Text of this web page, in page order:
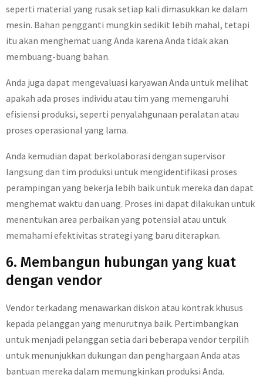
seperti material yang rusak setiap kali dimasukkan ke dalam
mesin. Bahan pengganti mungkin sedikit lebih mahal, tetapi
itu akan menghemat uang Anda karena Anda tidak akan
membuang-buang bahan.
Anda juga dapat mengevaluasi karyawan Anda untuk melihat
apakah ada proses individu atau tim yang memengaruhi
efisiensi produksi, seperti penyalahgunaan peralatan atau
proses operasional yang lama.
Anda kemudian dapat berkolaborasi dengan supervisor
langsung dan tim produksi untuk mengidentifikasi proses
perampingan yang bekerja lebih baik untuk mereka dan dapat
menghemat waktu dan uang. Proses ini dapat dilakukan untuk
menentukan area perbaikan yang potensial atau untuk
memahami efektivitas strategi yang baru diterapkan.
6. Membangun hubungan yang kuat
dengan vendor
Vendor terkadang menawarkan diskon atau kontrak khusus
kepada pelanggan yang menurutnya baik. Pertimbangkan
untuk menjadi pelanggan setia dari beberapa vendor terpilih
untuk menunjukkan dukungan dan penghargaan Anda atas
bantuan mereka dalam memungkinkan produksi Anda.